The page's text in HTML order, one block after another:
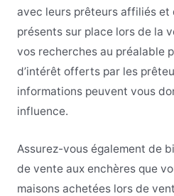
avec leurs prêteurs affiliés et
présents sur place lors de la
vos recherches au préalable
d’intérêt offerts par les
informations peuvent vous
influence.
Assurez-vous également de
de vente aux enchères que
maisons achetées lors de